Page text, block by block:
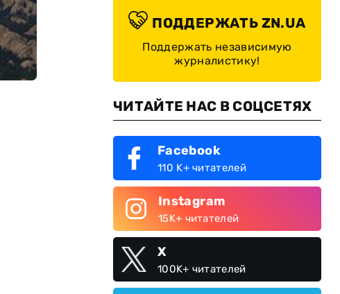
ПОДДЕРЖАТЬ ZN.UA
Поддержать независимую
журналистику!
ЧИТАЙТЕ НАС В СОЦСЕТЯХ
Facebook
110 K+ читателей
Instagram
15K+ читателей
X
100K+ читателей